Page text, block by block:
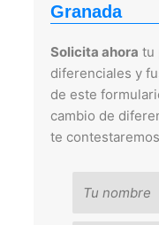
Granada
Solicita ahora tu
diferenciales y
de este
cambio de
te